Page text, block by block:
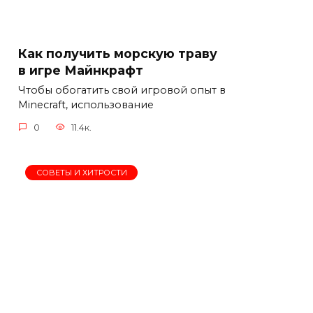
Как получить морскую траву
в игре Майнкрафт
Чтобы обогатить свой игровой опыт в
Minecraft, использование
0 11.4к.
СОВЕТЫ И ХИТРОСТИ